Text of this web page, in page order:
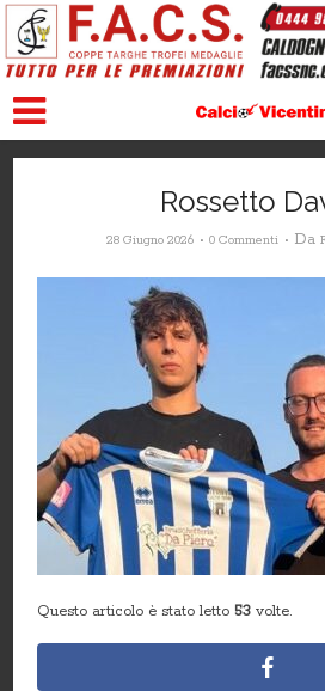
Rossetto
28 Giugno 2026 0 Commenti Da
Questo articolo è stato letto 53 volte.